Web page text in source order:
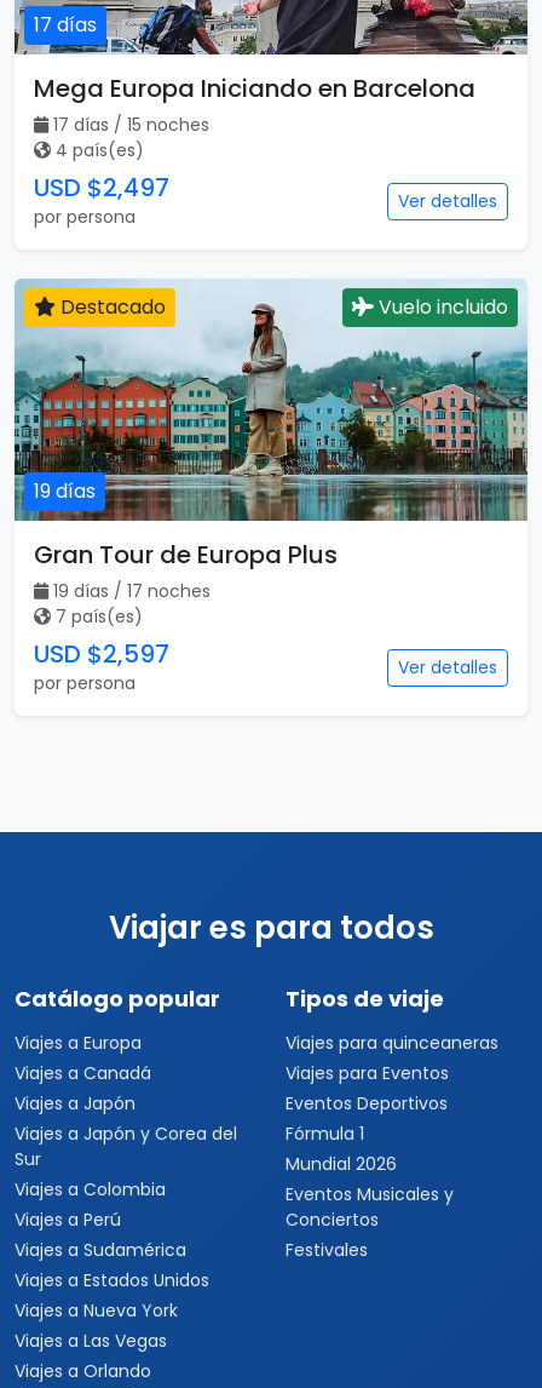
17 días
Mega Europa Iniciando en Barcelona
17 días / 15 noches
4 país(es)
USD $2,497
por persona
Ver detalles
19 días
Destacado Vuelo incluido
Gran Tour de Europa Plus
19 días / 17 noches
7 país(es)
USD $2,597
por persona
Ver detalles
Viajar es para todos
Catálogo popular
Viajes a Europa
Viajes a Canadá
Viajes a Japón
Viajes a Japón y Corea del
Sur
Viajes a Colombia
Viajes a Perú
Viajes a Sudamérica
Viajes a Estados Unidos
Viajes a Nueva York
Viajes a Las Vegas
Viajes a Orlando
Tipos de viaje
Viajes para quinceaneras
Viajes para Eventos
Eventos Deportivos
Fórmula 1
Mundial 2026
Eventos Musicales y
Conciertos
Festivales